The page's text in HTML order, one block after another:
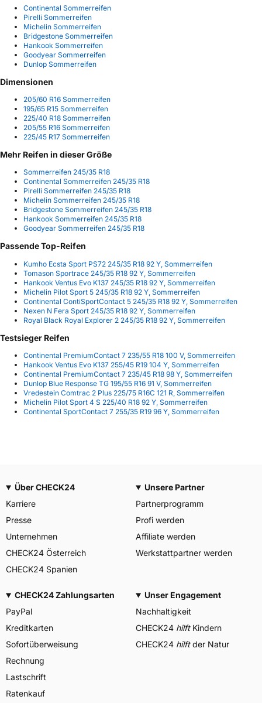
Continental Sommerreifen
Pirelli Sommerreifen
Michelin Sommerreifen
Bridgestone Sommerreifen
Hankook Sommerreifen
Goodyear Sommerreifen
Dunlop Sommerreifen
Dimensionen
205/60 R16 Sommerreifen
195/65 R15 Sommerreifen
225/40 R18 Sommerreifen
205/55 R16 Sommerreifen
225/45 R17 Sommerreifen
Mehr Reifen in dieser Größe
Sommerreifen 245/35 R18
Continental Sommerreifen 245/35 R18
Pirelli Sommerreifen 245/35 R18
Michelin Sommerreifen 245/35 R18
Bridgestone Sommerreifen 245/35 R18
Hankook Sommerreifen 245/35 R18
Goodyear Sommerreifen 245/35 R18
Passende Top-Reifen
Kumho Ecsta Sport PS72 245/35 R18 92 Y, Sommerreifen
Tomason Sportrace 245/35 R18 92 Y, Sommerreifen
Hankook Ventus Evo K137 245/35 R18 92 Y, Sommerreifen
Michelin Pilot Sport 5 245/35 R18 92 Y, Sommerreifen
Continental ContiSportContact 5 245/35 R18 92 Y, Sommerreifen
Nexen N Fera Sport 245/35 R18 92 Y, Sommerreifen
Royal Black Royal Explorer 2 245/35 R18 92 Y, Sommerreifen
Testsieger Reifen
Continental PremiumContact 7 235/55 R18 100 V, Sommerreifen
Hankook Ventus Evo K137 255/45 R19 104 Y, Sommerreifen
Continental PremiumContact 7 235/45 R18 98 Y, Sommerreifen
Dunlop Blue Response TG 195/55 R16 91 V, Sommerreifen
Vredestein Comtrac 2 Plus 225/75 R16C 121 R, Sommerreifen
Michelin Pilot Sport 4 S 225/40 R18 92 Y, Sommerreifen
Continental SportContact 7 255/35 R19 96 Y, Sommerreifen
Über CHECK24
Karriere
Presse
Unternehmen
CHECK24 Österreich
CHECK24 Spanien
Unsere Partner
Partnerprogramm
Profi werden
Affiliate werden
Werkstattpartner werden
CHECK24 Zahlungsarten
PayPal
Kreditkarten
Sofortüberweisung
Rechnung
Lastschrift
Ratenkauf
Unser Engagement
Nachhaltigkeit
CHECK24 hilftKindern
CHECK24 hilftder Natur